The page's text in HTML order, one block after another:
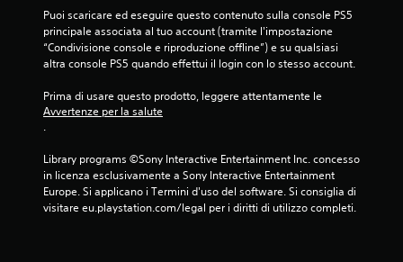
i
n
d
a
Puoi scaricare ed eseguire questo contenuto sulla console PS5
principale associata al tuo account (tramite l'impostazione
“Condivisione console e riproduzione offline”) e su qualsiasi
altra console PS5 quando effettui il login con lo stesso account.
Prima di usare questo prodotto, leggere attentamente le
Avvertenze per la salute
.
Library programs ©Sony Interactive Entertainment Inc. concesso
in licenza esclusivamente a Sony Interactive Entertainment
Europe. Si applicano i Termini d'uso del software. Si consiglia di
visitare eu.playstation.com/legal per i diritti di utilizzo completi.